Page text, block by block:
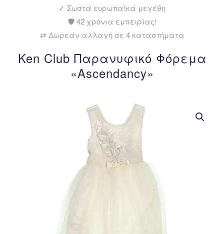
✓ Σωστά ευρωπαϊκά μεγέθη
🛡️ 42 χρόνια εμπειρίας!
⇄ Δωρεάν αλλαγή σε 4 καταστήματα
Ken Club Παρανυφικό Φόρεμα
«Ascendancy»